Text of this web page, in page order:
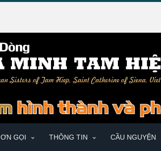
ƠN GỌI THÔNG TIN CẦU NGUYỆN